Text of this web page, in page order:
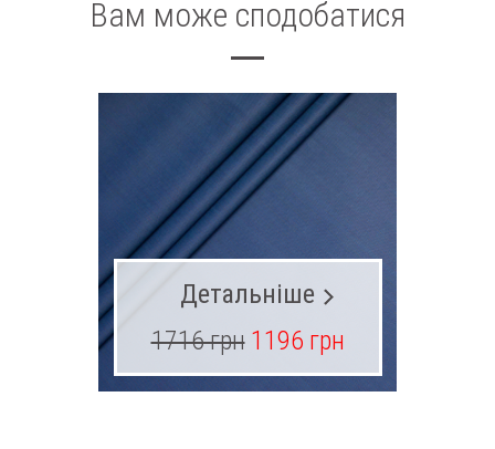
Вам може сподобатися
Детальніше
1716 грн 1196 грн